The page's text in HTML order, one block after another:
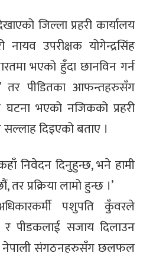
जिल्ला प्रहरी कार्यालय
नायव उपरीक्षक योगेन्द्रसिंह
भएको हुँदा छानविन गर्न
तर पीडितका आफन्तहरुसँग
भएको नजिकको प्रहरी
सल्लाह दिइएको बताए ।
निवेदन दिनुहुन्छ, भने हामी
तर प्रक्रिया लामो हुन्छ ।’
पशुपति कुँवरले
र पीडकलाई सजाय दिलाउन
नेपाली संगठनहरुसँग छलफल